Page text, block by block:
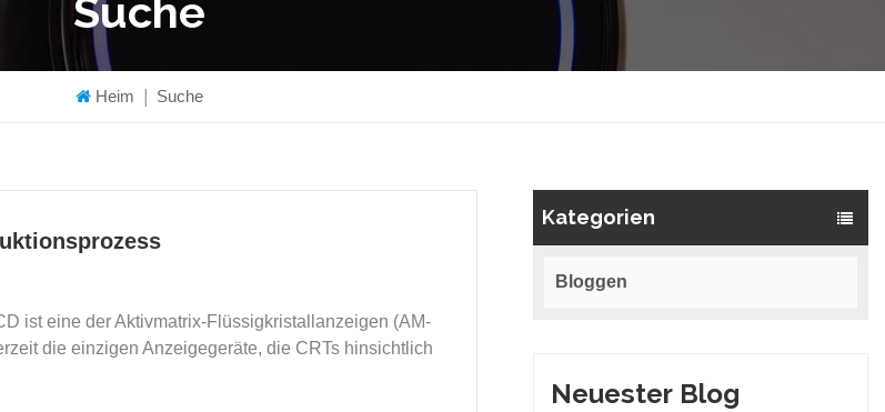
Suche
Heim Suche
Kategorien
Bloggen
Neuester Blog
ist eine der Aktivmatrix-Flüssigkristallanzeigen (AM-
die einzigen Anzeigegeräte, die CRTs hinsichtlich